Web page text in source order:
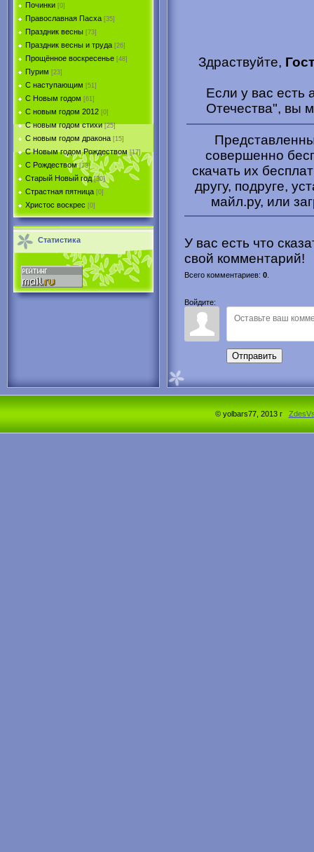
Починки [0]
Православная Пасха [35]
Праздник весны [73]
Праздник весны и труда [26]
Прощённое воскресенье [48]
Пурим [23]
C наступающим [51]
С Новым годом [61]
С новым годом 2012 [0]
С новым годом стихи [25]
С новым годом дракона [15]
C Новым годом Рождеством [17]
С Рождеством [73]
Старый Новый год [30]
Страстная пятница [0]
Христоc воскрес [0]
Статистика
Здраствуйте,
Если у вас есть
Отечества", вы
совершенно
скачать их
другу, подруге,
майл.ру, или
У вас есть что
свой комментарий!
Всего комментариев: 0
Войдите:
Отправить
© yolbars77, 2013 г